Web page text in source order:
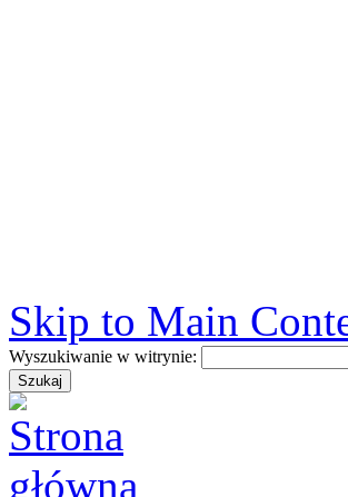
Skip to Main
Wyszukiwanie w witrynie: